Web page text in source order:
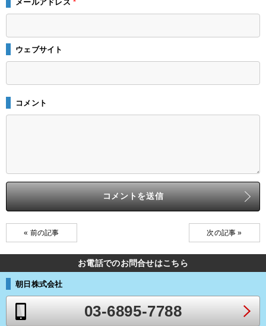
メールアドレス*
ウェブサイト
コメント
« 前の記事 次の記事 »
お電話でのお問合せはこちら
朝日株式会社
03-6895-7788